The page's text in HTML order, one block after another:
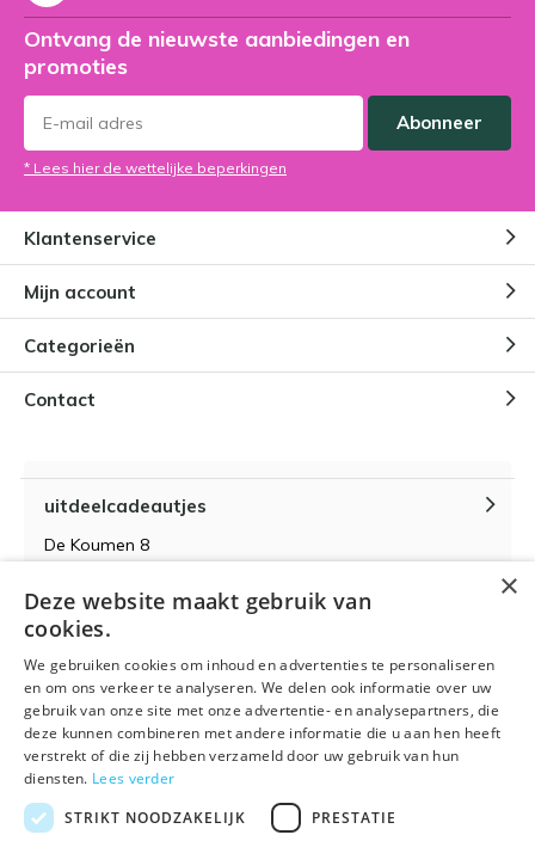
Ontvang de nieuwste aanbiedingen en
promoties
Abonneer
* Lees hier de wettelijke beperkingen
Klantenservice
Mijn account
Categorieën
Contact
uitdeelcadeautjes
De Koumen 8
KvK-nummer 14087571
BTW-nummer NL 815399145 B01
Algemene voorwaarden RSS-feed
×
Deze website maakt gebruik van
cookies.
We gebruiken cookies om inhoud en advertenties te personaliseren
en om ons verkeer te analyseren. We delen ook informatie over uw
gebruik van onze site met onze advertentie- en analysepartners, die
deze kunnen combineren met andere informatie die u aan hen heeft
verstrekt of die zij hebben verzameld door uw gebruik van hun
diensten. Lees verder
STRIKT NOODZAKELIJK
PRESTATIE